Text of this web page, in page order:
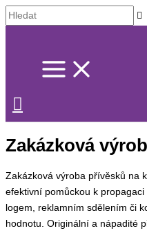
Přeskočit
na
Hledat
Zakázková
Zakázková výroba přívěsků na
efektivní pomůckou k
logem, reklamním sdělením či
hodnotu. Originální a nápadité